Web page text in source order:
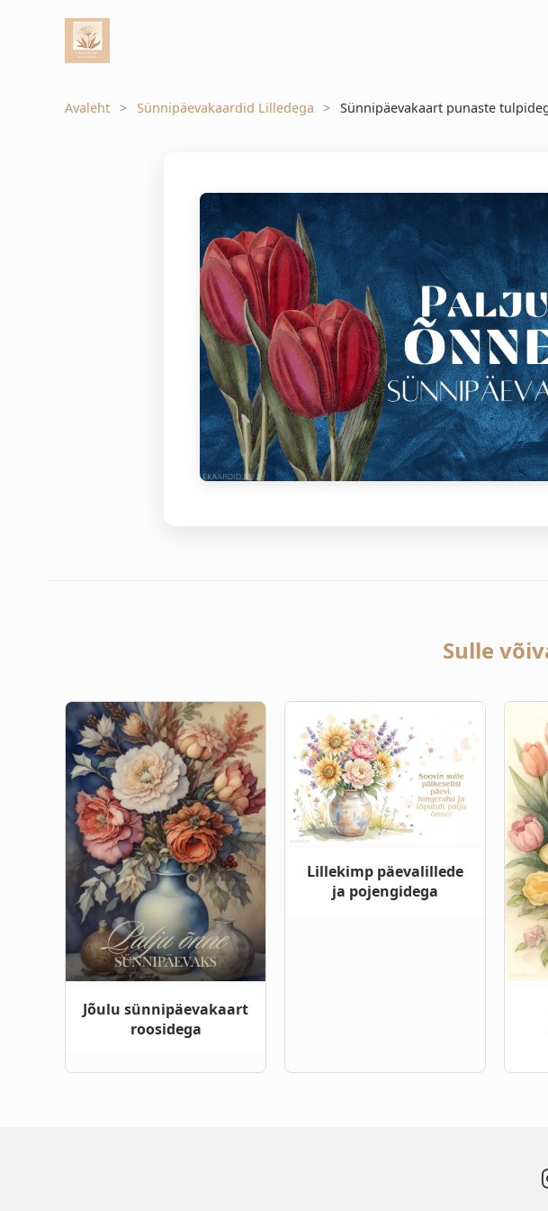
Avaleht Sünnipäevakaardid Lilledega Sünnipäevakaart punaste
Sulle
Jõulu sünnipäevakaart
roosidega
Lillekimp päevalillede
ja pojengidega